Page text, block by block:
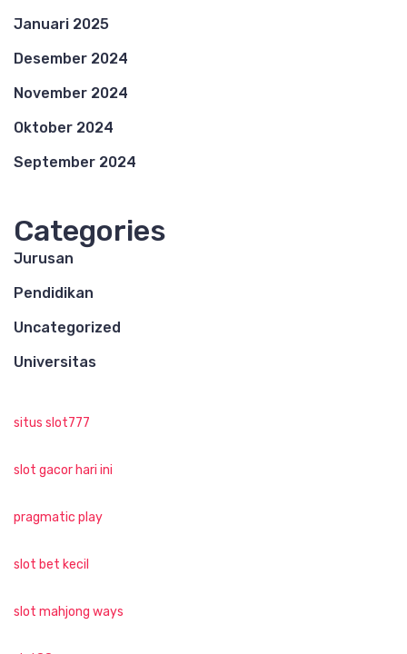
Januari 2025
Desember 2024
November 2024
Oktober 2024
September 2024
Categories
Jurusan
Pendidikan
Uncategorized
Universitas
situs slot777
slot gacor hari ini
pragmatic play
slot bet kecil
slot mahjong ways